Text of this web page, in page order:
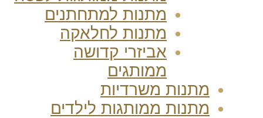
מתנות למתחתנים
מתנות לחלאקה
אביזרי קדושה
ממותגים
מתנות משרדיות
מתנות ממותגות לילדים